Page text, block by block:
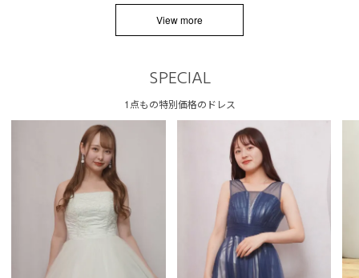
View more
SPECIAL
1点もの特別価格のドレス